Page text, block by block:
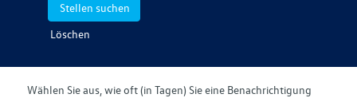
Löschen
Wählen Sie aus, wie oft (in Tagen) Sie eine Benachrichtigung